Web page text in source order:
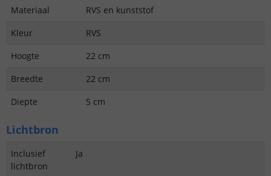
Materiaal
RVS en kunststof
Kleur
RVS
Hoogte
22 cm
Breedte
22 cm
Diepte
5 cm
Lichtbron
Inclusief
lichtbron
Ja